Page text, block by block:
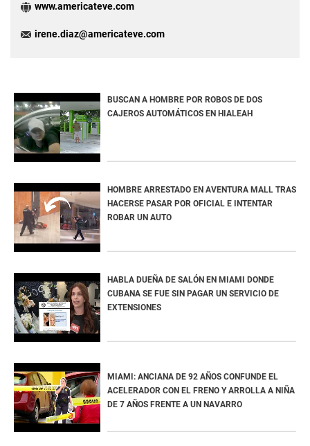
www.americateve.com
irene.diaz@americateve.com
BUSCAN A HOMBRE POR ROBOS DE DOS
CAJEROS AUTOMÁTICOS EN HIALEAH
HOMBRE ARRESTADO EN AVENTURA MALL TRAS
HACERSE PASAR POR OFICIAL E INTENTAR
ROBAR UN AUTO
HABLA DUEÑA DE SALÓN EN MIAMI DONDE
CUBANA SE FUE SIN PAGAR UN SERVICIO DE
EXTENSIONES
MIAMI: ANCIANA DE 92 AÑOS CONFUNDE EL
ACELERADOR CON EL FRENO Y ARROLLA A NIÑA
DE 7 AÑOS FRENTE A UN NAVARRO